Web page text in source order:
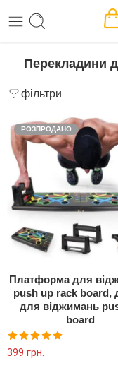
Перекладини
фільтри
РОЗПРОДАНО
Платформа для
push up rack board,
для віджимань
board
Оцінено в
399 грн.